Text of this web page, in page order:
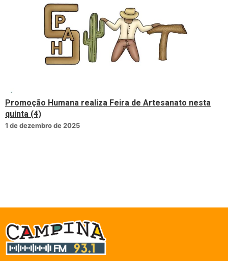
Promoção Humana realiza Feira de Artesanato nesta
quinta (4)
1 de dezembro de 2025